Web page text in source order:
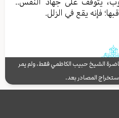
فإنه يقع في الزلل.
الشيخ حبيب الكاظمي فقط، ولم يمر
المصادر بعد.